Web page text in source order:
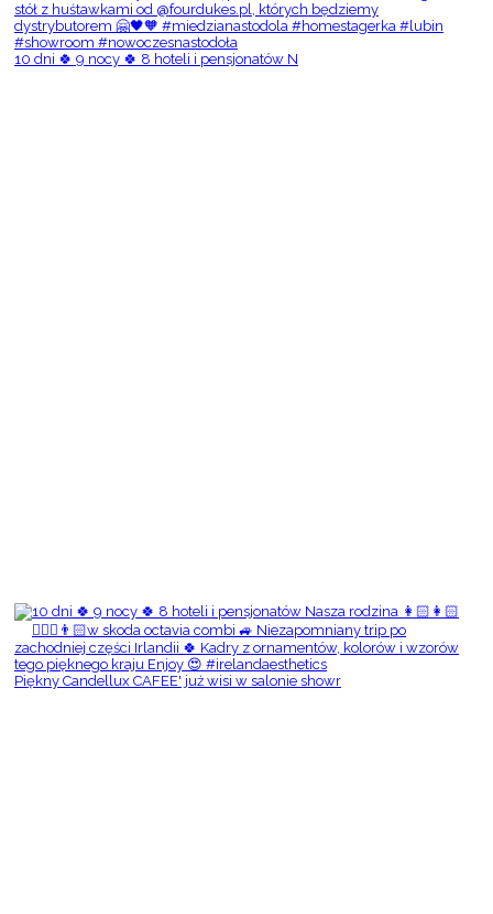
10 dni 🍀 9 nocy 🍀 8 hoteli i pensjonatów N
Piękny Candellux CAFEE' już wisi w salonie showr